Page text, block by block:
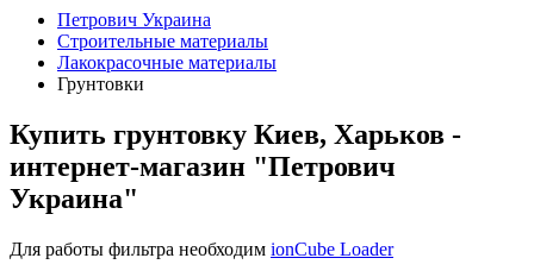
Петрович Украина
Строительные материалы
Лакокрасочные материалы
Грунтовки
Купить грунтовку Киев, Харьков -
интернет-магазин "Петрович
Украина"
Для работы фильтра необходим ionCube Loader